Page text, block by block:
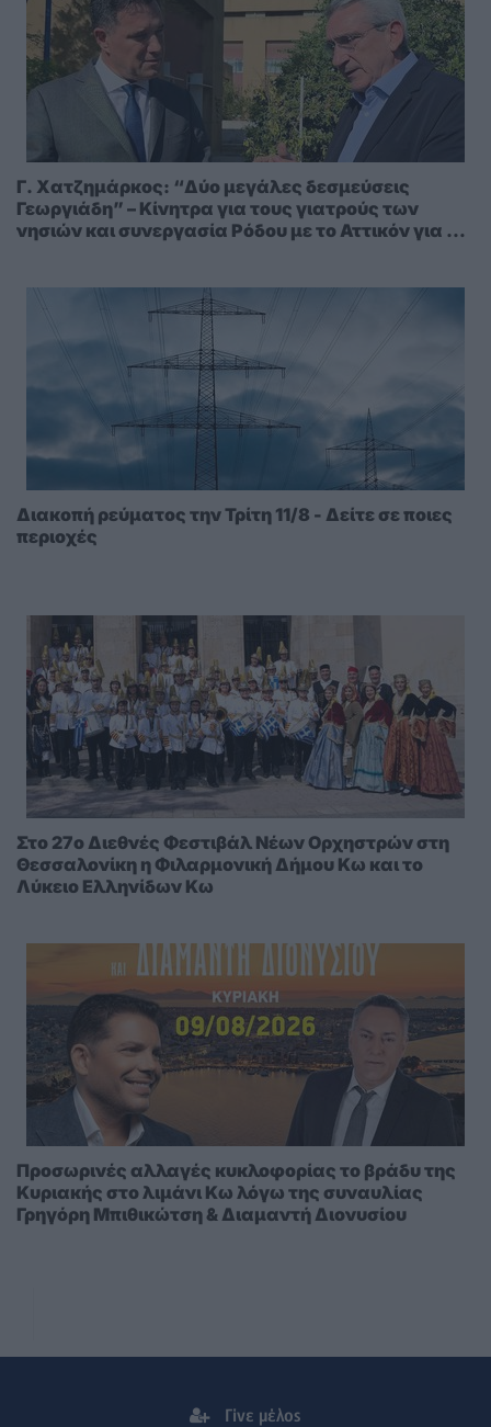
Γ. Χατζημάρκος: “Δύο μεγάλες δεσμεύσεις
Γεωργιάδη” – Κίνητρα για τους γιατρούς των
νησιών και συνεργασία Ρόδου με το Αττικόν για το
Διακοπή ρεύματος την Τρίτη 11/8 - Δείτε σε ποιες
περιοχές
Στο 27ο Διεθνές Φεστιβάλ Νέων Ορχηστρών στη
Θεσσαλονίκη η Φιλαρμονική Δήμου Κω και το
Λύκειο Ελληνίδων Κω
Προσωρινές αλλαγές κυκλοφορίας το βράδυ της
Κυριακής στο λιμάνι Κω λόγω της συναυλίας
Γρηγόρη Μπιθικώτση & Διαμαντή Διονυσίου
Γίνε μέλος